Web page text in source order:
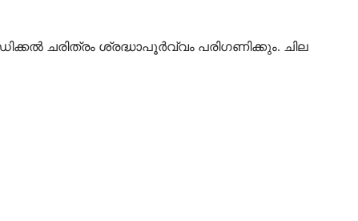
ചരിത്രം ശ്രദ്ധാപൂർവ്വം പരിഗണിക്കും. ചില